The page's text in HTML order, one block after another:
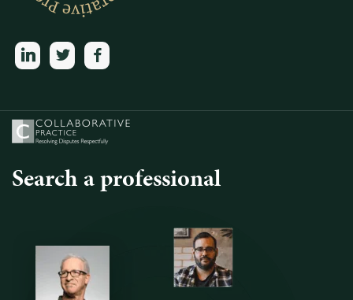
linkedintwitter facebook
Search a professional